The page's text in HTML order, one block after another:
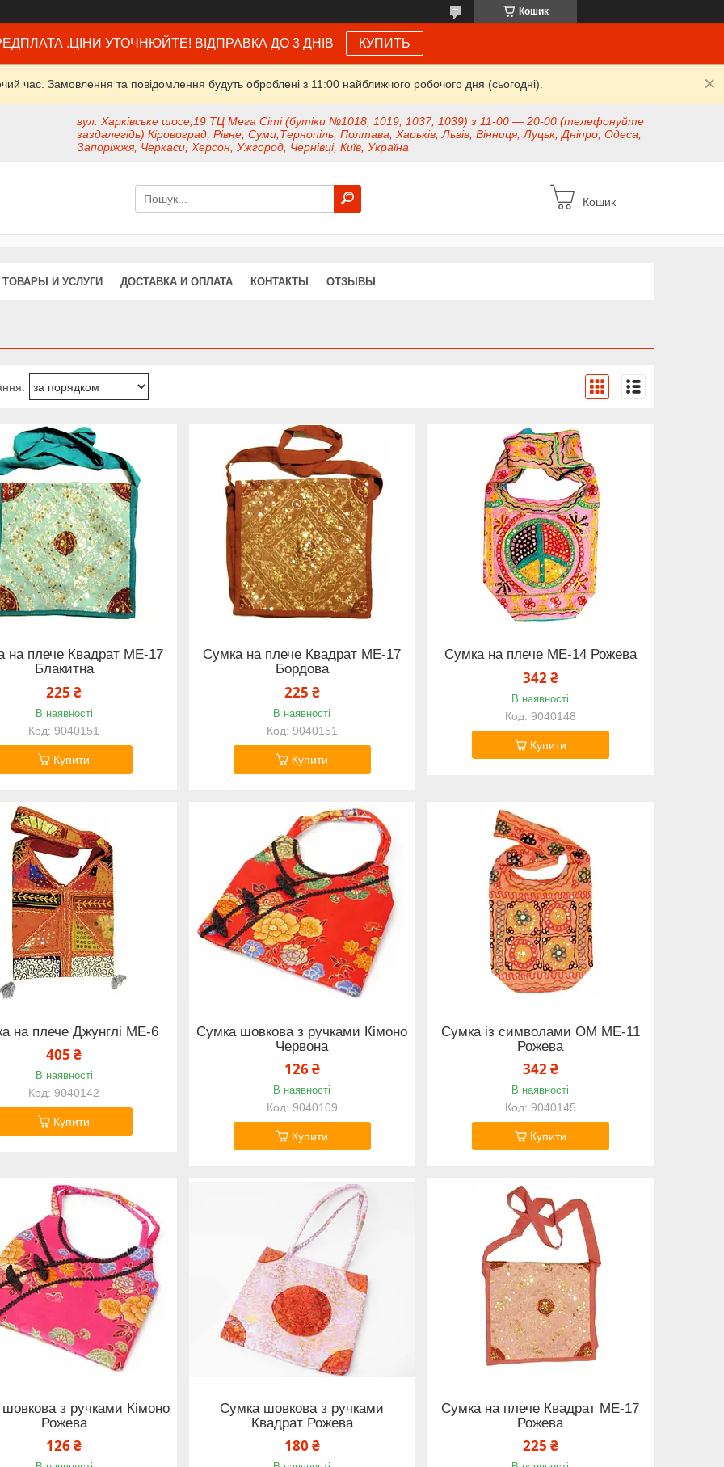
Кошик
.ЦІНИ УТОЧНЮЙТЕ! ВІДПРАВКА ДО 3 ДНІВ КУПИТЬ
час. Замовлення та повідомлення будуть оброблені з 11:00 найближчого робочого дня (сьогодні).
вул. Харківське шосе,19 ТЦ Мега Сіті (бутіки №1018, 1019, 1037, 1039) з 11-00 — 20-00 (телефонуйте
заздалегідь) Кіровоград, Рівне, Суми,Тернопіль, Полтава, Харьків, Львів, Вінниця, Луцьк, Дніпро, Одеса,
Запоріжжя, Черкаси, Херсон, Ужгород, Чернівці, Київ, Україна
Кошик
ТОВАРЫ И УСЛУГИ ДОСТАВКА И ОПЛАТА КОНТАКТЫ ОТЗЫВЫ
на плече Квадрат ME-17
Блакитна
225 ₴
В наявності
9040151
Купити
Сумка на плече Квадрат ME-17
Бордова
225 ₴
В наявності
9040151
Купити
Сумка на плече ME-14 Рожева
342 ₴
В наявності
9040148
Купити
на плече Джунглі ME-6
405 ₴
В наявності
9040142
Купити
Сумка шовкова з ручками Кімоно
Червона
126 ₴
В наявності
9040109
Купити
Сумка із символами ОМ ME-11
Рожева
342 ₴
В наявності
9040145
Купити
з ручками Кімоно
Рожева
126 ₴
Сумка шовкова з ручками
Квадрат Рожева
180 ₴
Сумка на плече Квадрат ME-17
Рожева
225 ₴